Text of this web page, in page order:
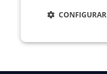
CONFIGURAR